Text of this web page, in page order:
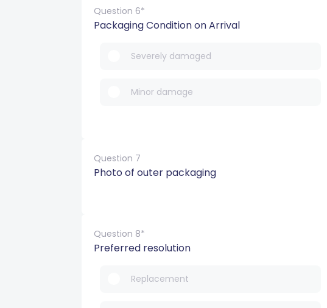
Question 6*
Packaging Condition on Arrival
Severely damaged
Minor damage
Question 7
Photo of outer packaging
Question 8*
Preferred resolution
Replacement